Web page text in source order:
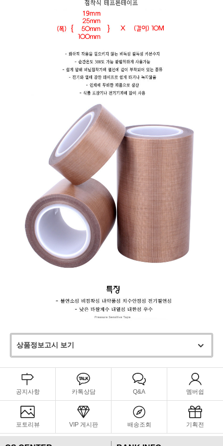
상품정보고시 보기
공지사항 카톡상담 Q&A 멤버쉽
포토리뷰 VIP 게시판 배송조회 기획전